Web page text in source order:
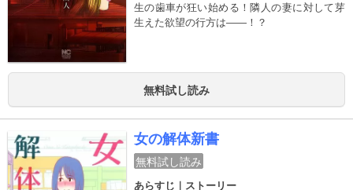
生の歯車が狂い始める！隣人の妻に対して芽
生えた欲望の行方は――！？
無料試し読み
女の解体新書
無料試し読み
あらすじ｜ストーリー